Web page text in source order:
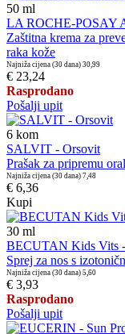
50 ml
LA ROCHE-POSAY
Zaštitna krema za
raka kože
Najniža cijena (30 dana) 30,99
€ 23,24
Rasprodano
Pošalji upit
6 kom
SALVIT - Orsovit
Prašak za pripremu
Najniža cijena (30 dana) 7,48
€ 6,36
Kupi
30 ml
BECUTAN Kids Vits
Sprej za nos s
Najniža cijena (30 dana) 5,60
€ 3,93
Rasprodano
Pošalji upit